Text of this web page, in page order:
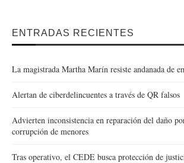
ENTRADAS RECIENTES
La magistrada Martha Marín resiste andanada de
Alertan de ciberdelincuentes a través de QR falsos
Advierten inconsistencia en reparación del daño
corrupción de menores
Tras operativo, el CEDE busca protección de